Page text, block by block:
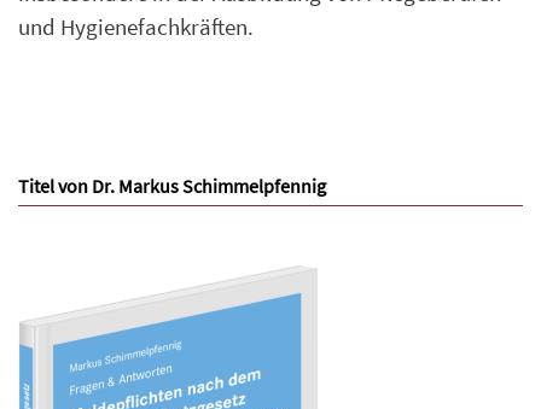
und Hygienefachkräften.
Titel von Dr. Markus Schimmelpfennig